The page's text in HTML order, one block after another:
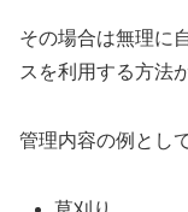
その場合は無理に
スを利用する方法
管理内容の例とし